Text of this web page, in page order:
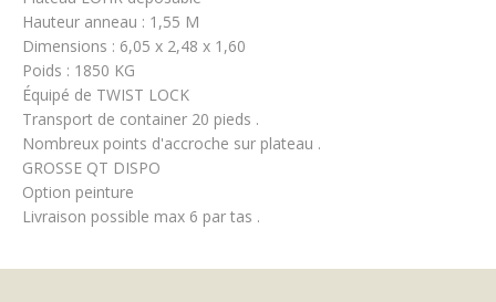
Hauteur anneau : 1,55 M
Dimensions : 6,05 x 2,48 x 1,60
Poids : 1850 KG
Équipé de TWIST LOCK
Transport de container 20 pieds .
Nombreux points d'accroche sur plateau .
GROSSE QT DISPO
Option peinture
Livraison possible max 6 par tas .